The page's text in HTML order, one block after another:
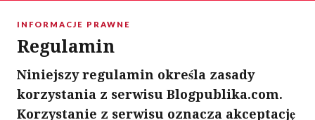
INFORMACJE PRAWNE
Regulamin
Niniejszy regulamin określa zasady
korzystania z serwisu Blogpublika.com.
Korzystanie z serwisu oznacza akceptację